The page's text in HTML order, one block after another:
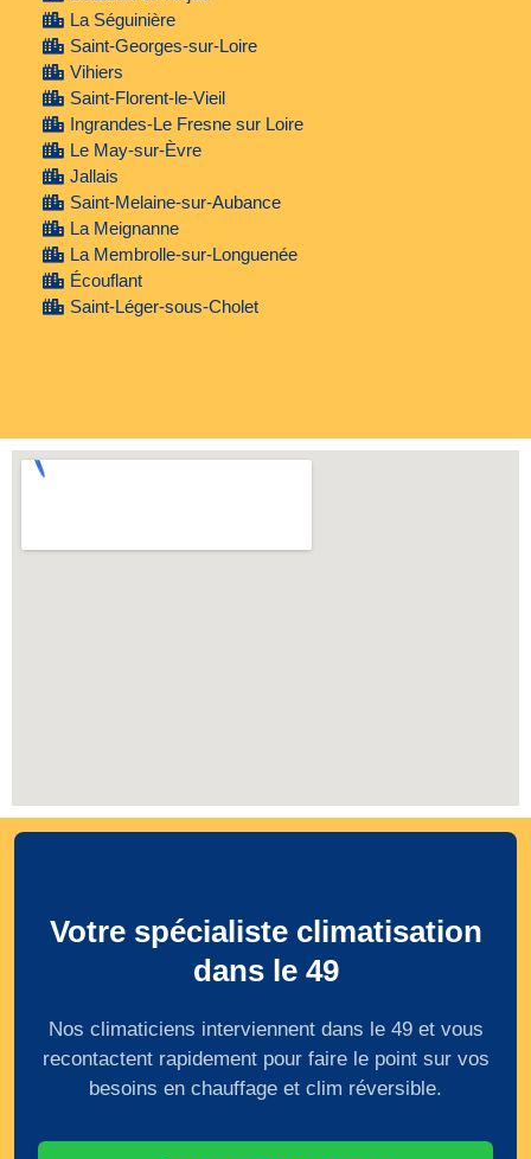
La Séguinière
Saint-Georges-sur-Loire
Vihiers
Saint-Florent-le-Vieil
Ingrandes-Le Fresne sur Loire
Le May-sur-Èvre
Jallais
Saint-Melaine-sur-Aubance
La Meignanne
La Membrolle-sur-Longuenée
Écouflant
Saint-Léger-sous-Cholet
Votre spécialiste climatisation
dans le 49
Nos climaticiens interviennent dans le 49 et vous
recontactent rapidement pour faire le point sur vos
besoins en chauffage et clim réversible.